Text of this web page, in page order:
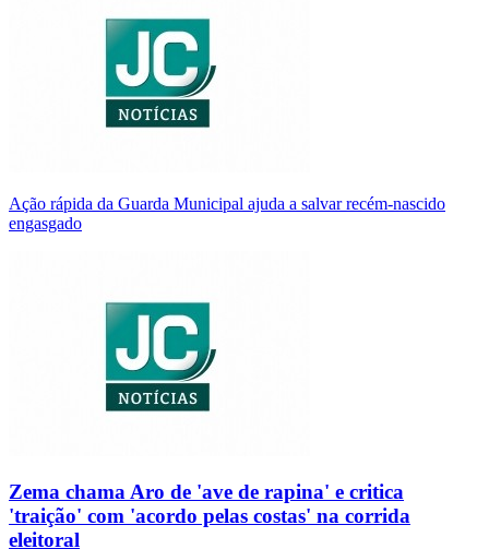
Ação rápida da Guarda Municipal ajuda a salvar recém-nascido
engasgado
Zema chama Aro de 'ave de rapina' e critica
'traição' com 'acordo pelas costas' na corrida
eleitoral